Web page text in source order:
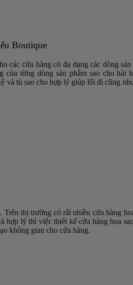
Boutique
cửa hàng có đa dạng các dòng
từng dòng sản phẩm sao cho
và tủ sao cho hợp lý giúp lối đi cũng
thị trường có rất nhiều cửa hàng
lý thì việc thiết kế cửa hàng hoa
không gian cho cửa hàng.